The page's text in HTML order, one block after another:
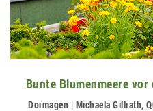
Bunte Blumenmeere
Dormagen | Michaela Gillrath,